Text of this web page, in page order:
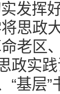
发挥
思政
老区
政实
基层”